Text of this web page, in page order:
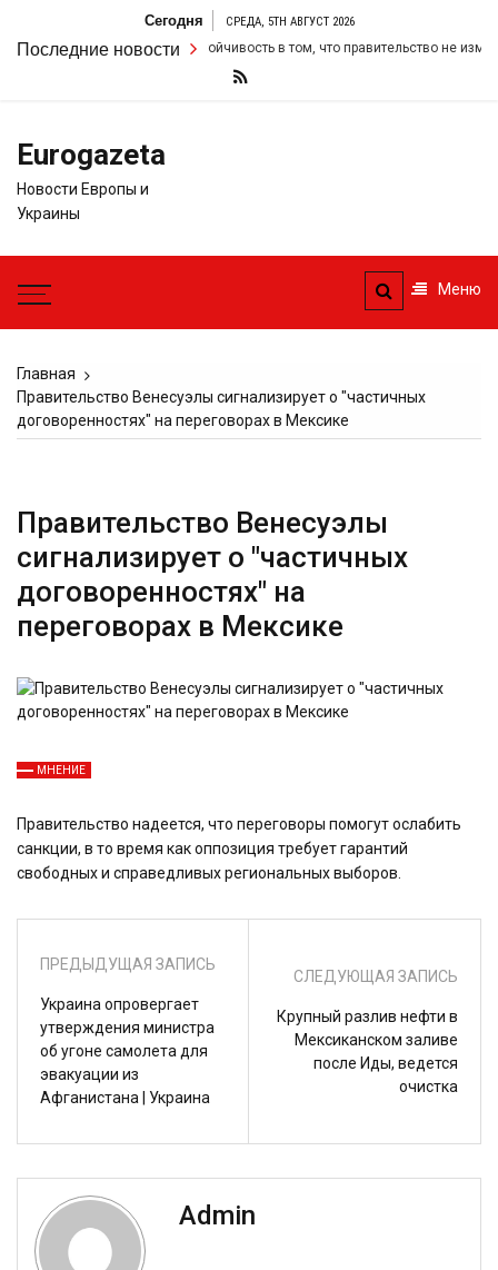
содержимому
Сегодня СРЕДА, 5TH АВГУСТ 2026
Последние новости
Стармер удвоил свою настойчивость в том, что правительство не
Eurogazeta
Новости Европы и
Украины
Меню
Главная
Правительство Венесуэлы сигнализирует о "частичных
договоренностях" на переговорах в Мексике
Правительство Венесуэлы
сигнализирует о "частичных
договоренностях" на
переговорах в Мексике
МНЕНИЕ
Правительство надеется, что переговоры помогут ослабить
санкции, в то время как оппозиция требует гарантий
свободных и справедливых региональных выборов.
ПРЕДЫДУЩАЯ ЗАПИСЬ
Украина опровергает
утверждения министра
об угоне самолета для
эвакуации из
Афганистана | Украина
СЛЕДУЮЩАЯ ЗАПИСЬ
Крупный разлив нефти в
Мексиканском заливе
после Иды, ведется
очистка
Admin